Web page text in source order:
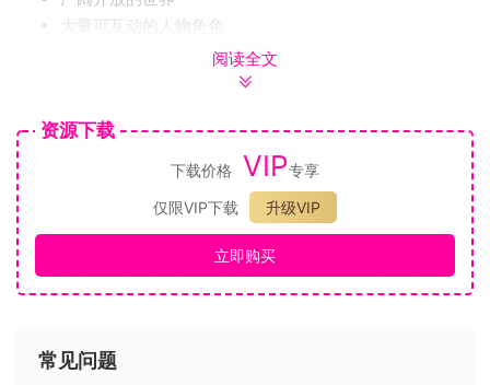
大量可互动的人物角色
可调节的玩法，差事种类繁多
技能系统——学习和提高技能，优化技能，提高效率
控制重型机械和车辆
加工和销售原木、木板、树皮和其他木制品
修理、重建和扩建住宅和其他建筑
修理和操作特定车辆
在伐木工作间隙，开展其他活动，如钓鱼、种菜、采摘水
果、制作蜂蜜和烹饪美食
获得社交点数和钱币作为（部分可互换）货币，进一步拓
娶个老婆，组建家庭
阅读全文
资源下载
下载价格 VIP专享
仅限VIP下载
升级VIP
立即购买
常见问题